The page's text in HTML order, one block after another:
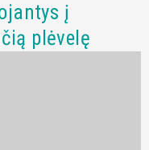
į
plėvelę